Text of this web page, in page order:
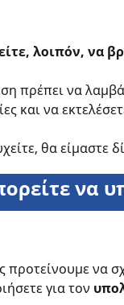
λοιπόν, να
πρέπει να
και να
θα είμαστε
να
προτείνουμε να
για τον